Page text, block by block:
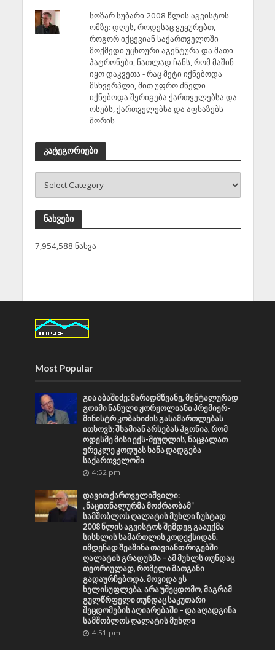
სოზარ სუბარი 2008 წლის აგვისტოს
ომზე: დღეს, როდესაც ვუყურებთ,
როგორ იქცევიან საქართველოში
მოქმედი უცხოური აგენტურა და მათი
პატრონები, ნათლად ჩანს, რომ მაშინ
იყო დაკვეთა - რაც მეტი იქნებოდა
მსხვერპლი, მით უფრო ძნელი
იქნებოდა შერიგება ქართველებსა და
ოსებს, ქართველებსა და აფხაზებს
შორის
კატეგორიები
ნახვები
7,954,588 ნახვა
Most Popular
გია აბაშიძე: მარადმწვანე, მენტალურად
გოიმი ნანული ჟორჟოლიანი პრემიერ-
მინისტრ კობახიძის გასამართლებას
ითხოვს; შხამიან არსებას ჰგონია, რომ
ოდესმე მისი ექს-მეუღლის, ნაცჯალათ
ერეკლე კოდუას ხანა დადგება
საქართველოში
4:52 pm
დავით ქართველიშვილი:
„ნაციონალურმა მოძრაობამ“
სამშობლოს ღალატის მუხლი ზუსტად
2008 წლის აგვისტოს შემდეგ გააუქმა
სისხლის სამართლის კოდექსიდან.
იმდენად შეაშინა თავიანთ რიგებში
ღალატის გრადუსმა – ამ მუხლს თუნდაც
თეორიულად, რომელი მათგანი
გადაურჩებოდა. მოვიდა ეს
ხელისუფლება, არა უშეცდომო, მაგრამ
გულწრფელი თუნდაც საკუთარი
შეცდომების აღიარებაში – და აღადგინა
სამშობლოს ღალატის მუხლი
4:51 pm